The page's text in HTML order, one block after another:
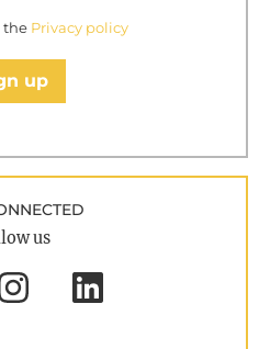
the Privacy policy
up
us